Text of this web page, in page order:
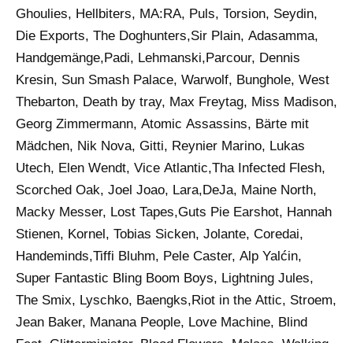
Ghoulies, Hellbiters, MA:RA, Puls, Torsion, Seydin,
Die Exports, The Doghunters,Sir Plain, Adasamma,
Handgemänge,Padi, Lehmanski,Parcour, Dennis
Kresin, Sun Smash Palace, Warwolf, Bunghole, West
Thebarton, Death by tray, Max Freytag, Miss Madison,
Georg Zimmermann, Atomic Assassins, Bärte mit
Mädchen, Nik Nova, Gitti, Reynier Marino, Lukas
Utech, Elen Wendt, Vice Atlantic,Tha Infected Flesh,
Scorched Oak, Joel Joao, Lara,DeJa, Maine North,
Macky Messer, Lost Tapes,Guts Pie Earshot, Hannah
Stienen, Kornel, Tobias Sicken, Jolante, Coredai,
Handeminds,Tiffi Bluhm, Pele Caster, Alp Yalćin,
Super Fantastic Bling Boom Boys, Lightning Jules,
The Smix, Lyschko, Baengks,Riot in the Attic, Stroem,
Jean Baker, Manana People, Love Machine, Blind